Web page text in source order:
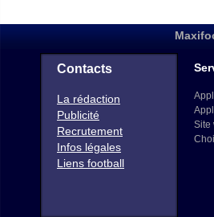
Contacts
La rédaction
Publicité
Recrutement
Infos légales
Liens football
Site